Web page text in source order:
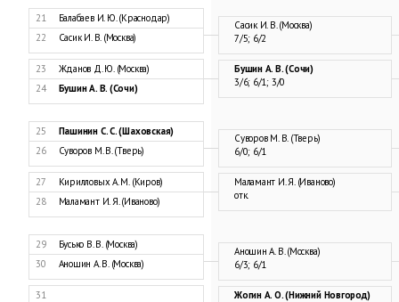
21
Балабаев И. Ю. (Краснодар)
22
Сасик И. В. (Москва)
23
Жданов Д. Ю. (Москва)
24
Бушин А. В. (Сочи)
25
Пашинин С. С. (Шаховская)
26
Суворов М. В. (Тверь)
27
Кирилловых А. М. (Киров)
28
Маламант И. Я. (Иваново)
29
Бусько В. В. (Москва)
30
Аношин А. В. (Москва)
31
Сасик И. В. (Москва)
7/5; 6/2
Бушин А. В. (Сочи)
3/6; 6/1; 3/0
Суворов М. В. (Тверь)
6/0; 6/1
Маламант И. Я. (Иваново)
отк.
Аношин А. В. (Москва)
6/3; 6/1
Жогин А. О. (Нижний Новгород)